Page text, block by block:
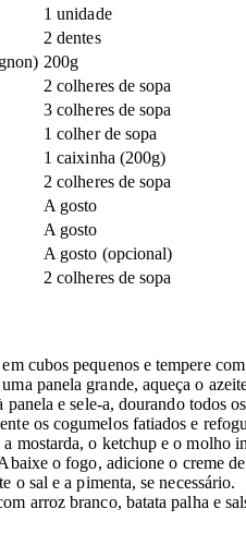
1 unidade
2 dentes
200g
2 colheres de sopa
3 colheres de sopa
1 colher de sopa
1 caixinha (200g)
2 colheres de sopa
A gosto
A gosto
A gosto (opcional)
2 colheres de sopa
cubos pequenos e tempere
panela grande, aqueça o
e sele-a, dourando todos
os cogumelos fatiados e
mostarda, o ketchup e o molho
o fogo, adicione o creme
o sal e a pimenta, se necessário.
arroz branco, batata palha e